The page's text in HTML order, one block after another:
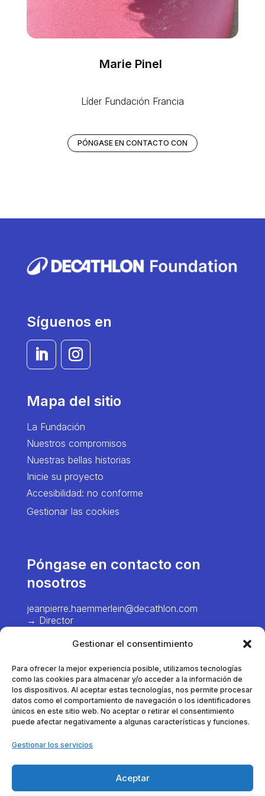
Gestionar el consentimiento
Para ofrecer la mejor experiencia posible, utilizamos tecnologías
como las cookies para almacenar y/o acceder a la información de
los dispositivos. Al aceptar estas tecnologías, nos permite procesar
datos como el comportamiento de navegación o los identificadores
únicos en este sitio web. No aceptar o retirar el consentimiento
puede afectar negativamente a algunas características y funciones.
Gestionar los servicios
Aceptar
Marie Pinel
Líder Fundación Francia
PÓNGASE EN CONTACTO CON
Síguenos en
Mapa del sitio
La Fundación
Nuestros compromisos
Nuestras bellas historias
Inicie su proyecto
Accesibilidad: no conforme
Gestionar las cookies
Póngase en contacto con
nosotros
jeanpierre.haemmerlein@decathlon.com
→ Director
chiawei.hsiao@decathlon.com → Project
marie.pinel@decathlon.com
→ Gestor de proyectos - Francia
thomas.dumortier@decathlon.com
→ Gestor de proyectos - Francia
anna.veracx@decathlon.com
→ Gestor de proyectos - Internacional